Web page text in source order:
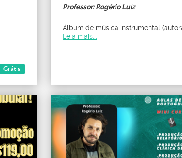
Grátis
Professor: Rogério Luiz
Àlbum de música instrumental
Leia mais...